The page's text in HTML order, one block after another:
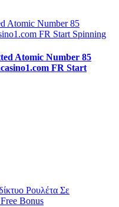
Atomic Number 85
FR Start Spinning
Atomic Number 85
FR Start
Ρουλέτα Σε
Bonus